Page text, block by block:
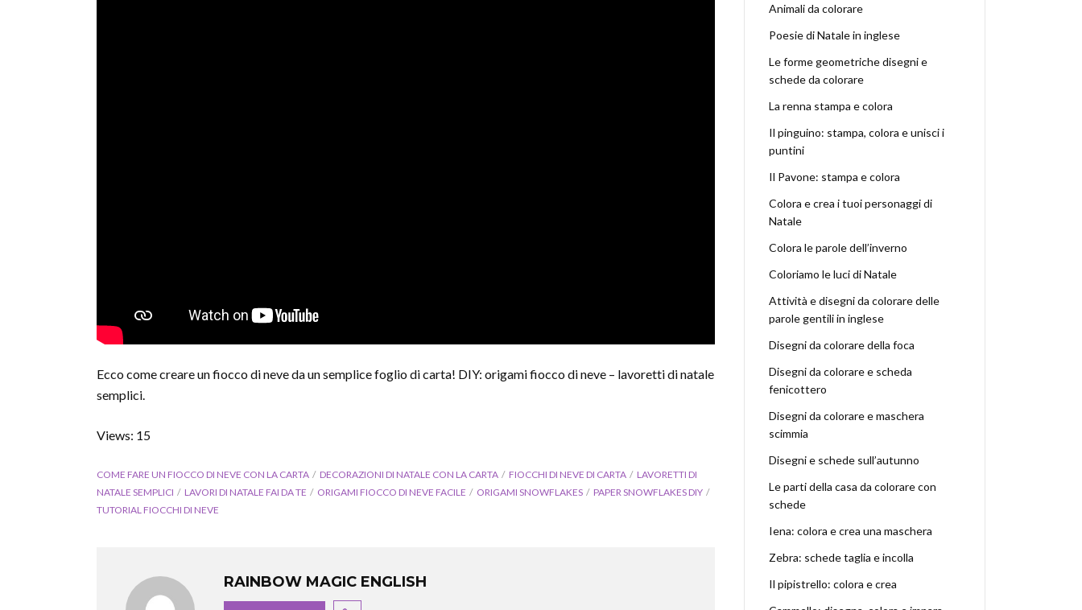
Ecco come creare un fiocco di neve da un semplice foglio di carta! DIY: origami fiocco di neve – lavoretti di natale
semplici.
Views: 15
COME FARE UN FIOCCO DI NEVE CON LA CARTA DECORAZIONI DI NATALE CON LA CARTA FIOCCHI DI NEVE DI CARTA
LAVORETTI DI
NATALE SEMPLICI
LAVORI DI NATALE FAI DA TE ORIGAMI FIOCCO DI NEVE FACILE ORIGAMI SNOWFLAKES
PAPER SNOWFLAKES DIY
TUTORIAL FIOCCHI DI NEVE
RAINBOW MAGIC ENGLISH
Animali da colorare
Poesie di Natale in inglese
Le forme geometriche disegni e
schede da colorare
La renna stampa e colora
Il pinguino: stampa, colora e unisci i
puntini
Il Pavone: stampa e colora
Colora e crea i tuoi personaggi di
Natale
Colora le parole dell’inverno
Coloriamo le luci di Natale
Attività e disegni da colorare delle
parole gentili in inglese
Disegni da colorare della foca
Disegni da colorare e scheda
fenicottero
Disegni da colorare e maschera
scimmia
Disegni e schede sull’autunno
Le parti della casa da colorare con
schede
Iena: colora e crea una maschera
Zebra: schede taglia e incolla
Il pipistrello: colora e crea